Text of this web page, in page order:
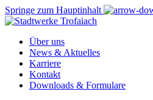
Springe zum Hauptinhalt
Über uns
News & Aktuelles
Karriere
Kontakt
Downloads & Formulare